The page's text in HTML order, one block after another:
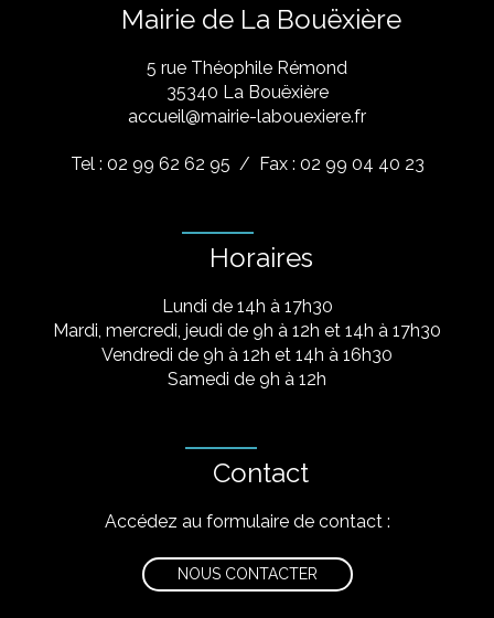
Mairie de La Bouëxière
5 rue Théophile Rémond
​35340 La Bouëxière
accueil@mairie-labouexiere.fr
Tel : 02 99 62 62 95 / Fax : 02 99 04 40 23
Horaires
Lundi de 14h à 17h30
Mardi, mercredi, jeudi de 9h à 12h et 14h à 17h30
Vendredi de 9h à 12h et 14h à 16h30
Samedi de 9h à 12h
Contact
Accédez au formulaire de contact :
NOUS CONTACTER